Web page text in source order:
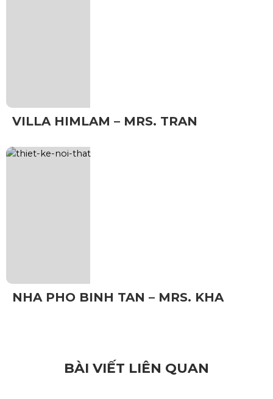
VILLA HIMLAM – MRS. TRAN
NHA PHO BINH TAN – MRS. KHA
BÀI VIẾT LIÊN QUAN